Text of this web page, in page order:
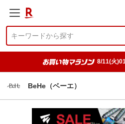
8/11(火
BeHe（ベーエ）